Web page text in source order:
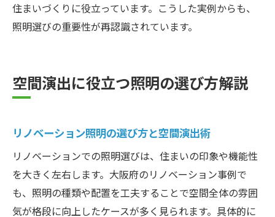
住まいづくりに役立っています。こうした実例からも、
照明選びの重要性が再認識されています。
空間演出に役立つ照明の選び方解説
リノベーション照明の選び方と空間演出術
リノベーションでの照明選びは、住まいの印象や機能性
を大きく左右します。大阪府のリノベーション事例で
も、照明の種類や配置を工夫することで空間全体の雰囲
気が格段に向上したケースが多く見られます。具体的に